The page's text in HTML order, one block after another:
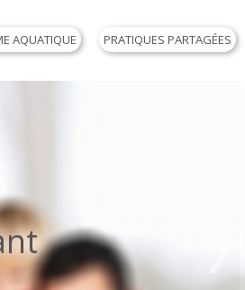
AQUATIQUE PRATIQUES PARTAGÉES